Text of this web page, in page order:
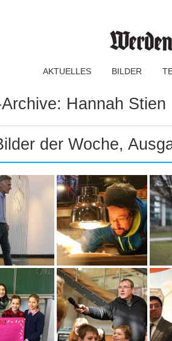
AKTUELLES BILDER
Hannah Stien
der Woche,